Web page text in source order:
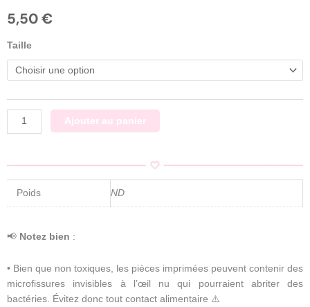
5,50€
Taille
quantité
de
Emporte
Ajouter au panier
Poids ND
📢 Notez bien :
• Bien que non toxiques, les pièces imprimées peuvent contenir des
microfissures invisibles à l’œil nu qui pourraient abriter des
bactéries. Évitez donc tout contact alimentaire ⚠️